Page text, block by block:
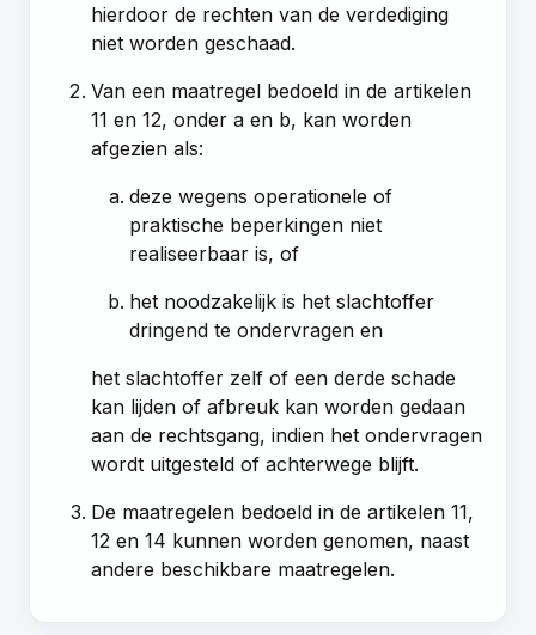
hierdoor de rechten van de verdediging
niet worden geschaad.
Van een maatregel bedoeld in deartikelen
11 en12, onder a en b, kan worden
afgezien als:
deze wegens operationele of
praktische beperkingen niet
realiseerbaar is, of
het noodzakelijk is het slachtoffer
dringend te ondervragen en
het slachtoffer zelf of een derde schade
kan lijden of afbreuk kan worden gedaan
aan de rechtsgang, indien het ondervragen
wordt uitgesteld of achterwege blijft.
De maatregelen bedoeld in deartikelen 11,
12 en14 kunnen worden genomen, naast
andere beschikbare maatregelen.